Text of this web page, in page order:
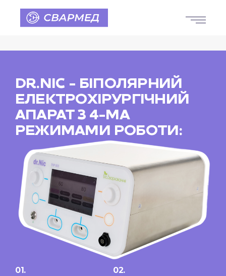
DR.NIC - БІПОЛЯРНИЙ
ЕЛЕКТРОХІРУРГІЧНИЙ
АПАРАТ З 4-МА
РЕЖИМАМИ РОБОТИ:
01. 02.